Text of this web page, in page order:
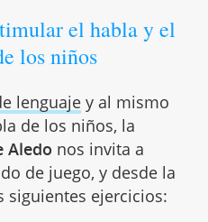
el habla y el
los niños
lenguajey al mismo
de los niños, la
Aledo nos invita a
de juego, y desde la
siguientes ejercicios: